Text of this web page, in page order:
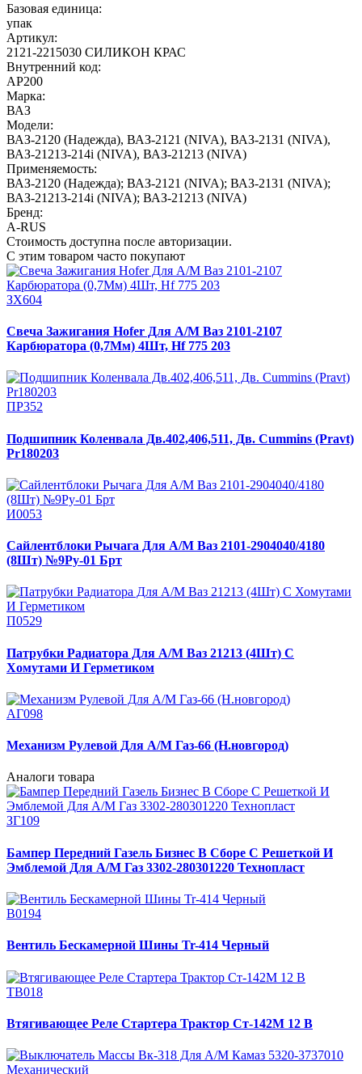
Базовая единица:
упак
Артикул:
2121-2215030 СИЛИКОН КРАС
Внутренний код:
АР200
Марка:
ВАЗ
Модели:
ВАЗ-2120 (Надежда), ВАЗ-2121 (NIVA), ВАЗ-2131 (NIVA),
ВАЗ-21213-214i (NIVA), ВАЗ-21213 (NIVA)
Применяемость:
ВАЗ-2120 (Надежда); ВАЗ-2121 (NIVA); ВАЗ-2131 (NIVA);
ВАЗ-21213-214i (NIVA); ВАЗ-21213 (NIVA)
Бренд:
A-RUS
Стоимость доступна после авторизации.
С этим товаром часто покупают
ЗХ604
Свеча Зажигания Hofer Для А/М Ваз 2101-2107
Карбюратора (0,7Мм) 4Шт, Hf 775 203
ПР352
Подшипник Коленвала Дв.402,406,511, Дв. Cummins (Pravt)
Pr180203
И0053
Сайлентблоки Рычага Для А/М Ваз 2101-2904040/4180
(8Шт) №9Ру-01 Брт
П0529
Патрубки Радиатора Для А/М Ваз 21213 (4Шт) С
Хомутами И Герметиком
АГ098
Механизм Рулевой Для А/М Газ-66 (Н.новгород)
Аналоги товара
ЗГ109
Бампер Передний Газель Бизнес В Сборе С Решеткой И
Эмблемой Для А/М Газ 3302-280301220 Технопласт
В0194
Вентиль Бескамерной Шины Tr-414 Черный
ТВ018
Втягивающее Реле Стартера Трактор Ст-142М 12 В